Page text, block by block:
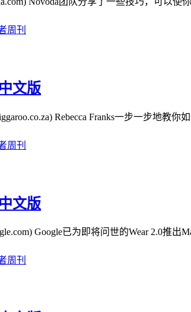
周刊
文版
Rebecca Franks一步一步地教你
周刊
文版
Google已为即将问世的Wear 2.0推出
周刊